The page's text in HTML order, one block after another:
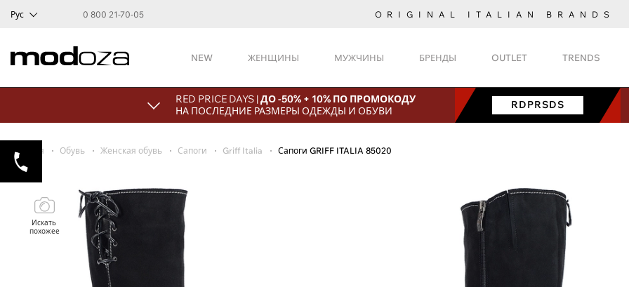
Рус 0 800 21-70-05 ORIGINAL ITALIAN BRANDS
NEW ЖЕНЩИНЫ МУЖЧИНЫ БРЕНДЫ OUTLET TRENDS
RED PRICE DAYS |ДО -50% + 10% ПО ПРОМОКОДУ
НА ПОСЛЕДНИЕ РАЗМЕРЫ ОДЕЖДЫ И ОБУВИ
RDPRSDS
Главная Обувь Женская обувь Сапоги Griff Italia Сапоги GRIFF ITALIA 85020
Искать
похожее